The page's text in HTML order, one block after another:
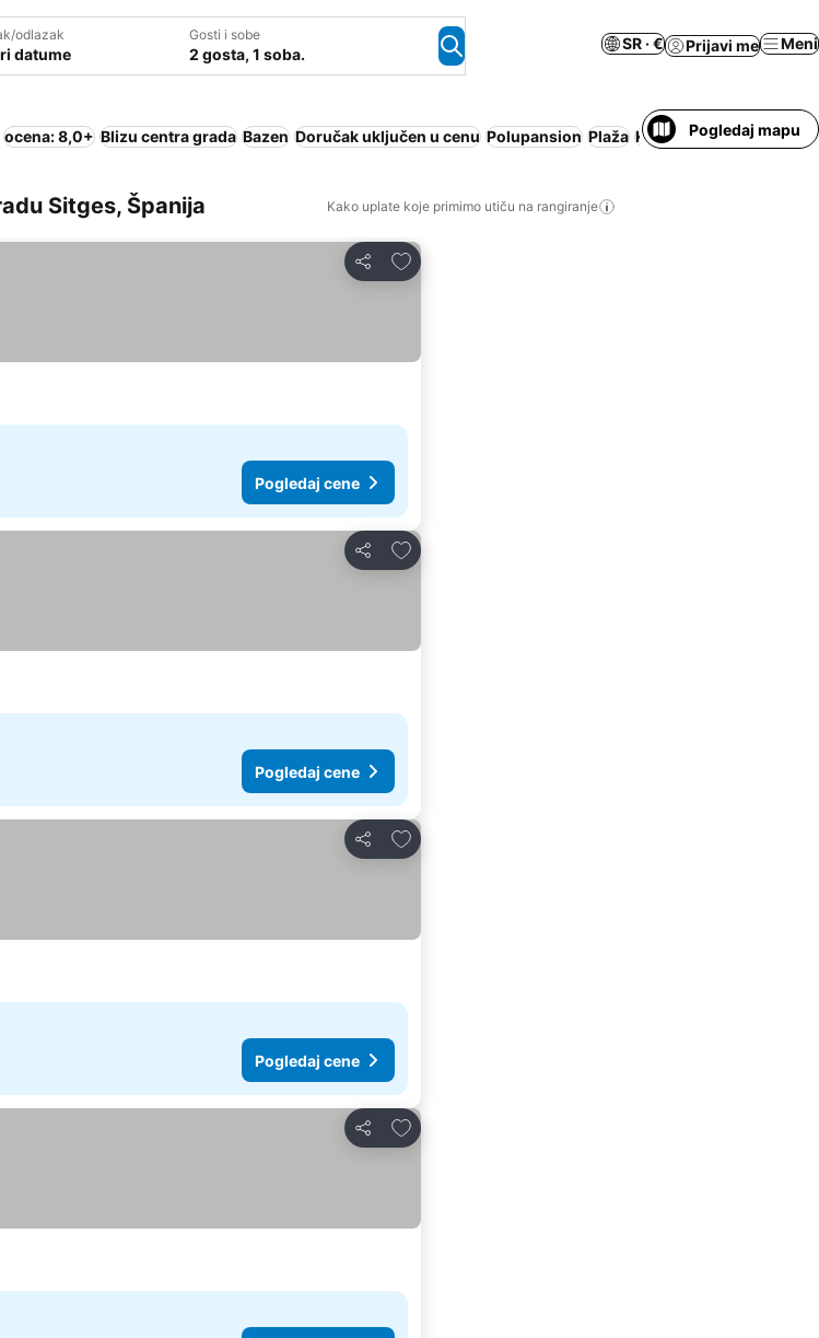
odlazak
datume
Gosti i sobe
2 gosta, 1 soba.
SR · € Prijavi me Meni
ocena: 8,0+ Blizu centra grada Bazen Doručak uključen u cenu Polupansion Plaža Klimatizacija Apart
Pogledaj mapu
Sitges, Španija Kako uplate koje primimo utiču na rangiranje
Deli
Dodati u favorite
Pogledaj cene
Deli
Dodati u favorite
Pogledaj cene
Deli
Dodati u favorite
Pogledaj cene
Deli
Dodati u favorite